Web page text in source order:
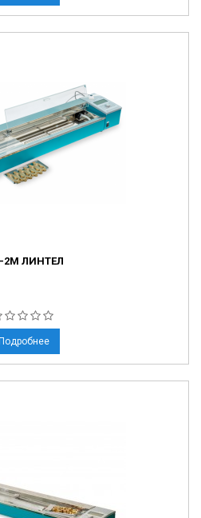
ЛИНТЕЛ
Подробнее